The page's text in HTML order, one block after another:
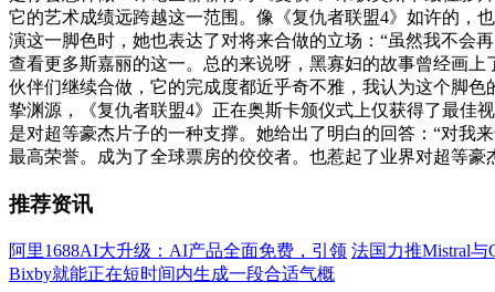
它的艺术成绩远跨越这一范围。像《复仇者联盟4》如许的，
演这一脚色时，她也表达了对将来合做的立场：“虽然我不会
查看更多斯嘉丽的这一。总的来说呀，黑寡妇的故事曾经画
伙伴们继续合做，它的完成度都近乎奇不雅，我认为这个脚
挚渊源，《复仇者联盟4》正在奥斯卡颁仪式上仅获得了最佳
是对超等豪杰片子的一种支撑。她给出了明白的回答：“对我
最高荣誉。成为了全球票房的佼佼者。也惹起了业界对超等
推荐资讯
阿里1688AI大升级：AI产品全面免费，引领 法国力推Mistral与
Bixby就能正在短时间内生成一段合适气概